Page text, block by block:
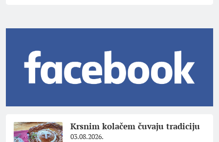
Krsnim kolačem čuvaju tradiciju
03.08.2026.